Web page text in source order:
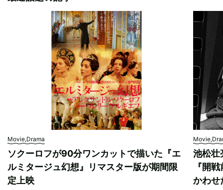
Movie,Drama
ソクーロフが90分ワンカットで描いた『エ
ルミタージュ幻想』リマスター版が期間限
定上映
池松壮
『開
かわせ